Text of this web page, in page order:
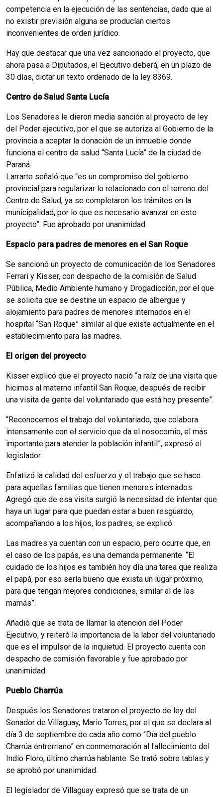
competencia en la ejecución de las sentencias, dado que al
no existir previsión alguna se producían ciertos
inconvenientes de orden jurídico.
Hay que destacar que una vez sancionado el proyecto, que
ahora pasa a Diputados, el Ejecutivo deberá, en un plazo de
30 días, dictar un texto ordenado de la ley 8369.
Centro de Salud Santa Lucía
Los Senadores le dieron media sanción al proyecto de ley
del Poder ejecutivo, por el que se autoriza al Gobierno de la
provincia a aceptar la donación de un inmueble donde
funciona el centro de salud “Santa Lucía” de la ciudad de
Paraná.
Larrarte señaló que “es un compromiso del gobierno
provincial para regularizar lo relacionado con el terreno del
Centro de Salud, ya se completaron los trámites en la
municipalidad, por lo que es necesario avanzar en este
proyecto”. Fue aprobado por unanimidad.
Espacio para padres de menores en el San Roque
Se sancionó un proyecto de comunicación de los Senadores
Ferrari y Kisser, con despacho de la comisión de Salud
Pública, Medio Ambiente humano y Drogadicción, por el que
se solicita que se destine un espacio de albergue y
alojamiento para padres de menores internados en el
hospital “San Roque” similar al que existe actualmente en el
establecimiento para las madres.
El origen del proyecto
Kisser explicó que el proyecto nació “a raíz de una visita que
hicimos al materno infantil San Roque, después de recibir
una visita de gente del voluntariado que está hoy presente”.
“Reconocemos el trabajo del voluntariado, que colabora
intensamente con el servicio que da el nosocomio, el más
importante para atender la población infantil”, expresó el
legislador.
Enfatizó la calidad del esfuerzo y el trabajo que se hace
para aquellas familias que tienen menores internados.
Agregó que de esa visita surgió la necesidad de intentar que
haya un lugar para que puedan estar a buen resguardo,
acompañando a los hijos, los padres, se explicó.
Las madres ya cuentan con un espacio, pero ocurre que, en
el caso de los papás, es una demanda permanente. “El
cuidado de los hijos es también hoy día una tarea que realiza
el papá, por eso sería bueno que exista un lugar próximo,
para que tengan mejores condiciones, similar al de las
mamás”.
Añadió que se trata de llamar la atención del Poder
Ejecutivo, y reiteró la importancia de la labor del voluntariado
que es el impulsor de la inquietud. El proyecto cuenta con
despacho de comisión favorable y fue aprobado por
unanimidad.
Pueblo Charrúa
Después los Senadores trataron el proyecto de ley del
Senador de Villaguay, Mario Torres, por el que se declara al
día 3 de septiembre de cada año como “Día del pueblo
Charrúa entrerriano” en conmemoración al fallecimiento del
Indio Floro, último charrúa hablante. Se trató sobre tablas y
se aprobó por unanimidad.
El legislador de Villaguay expresó que se trata de un